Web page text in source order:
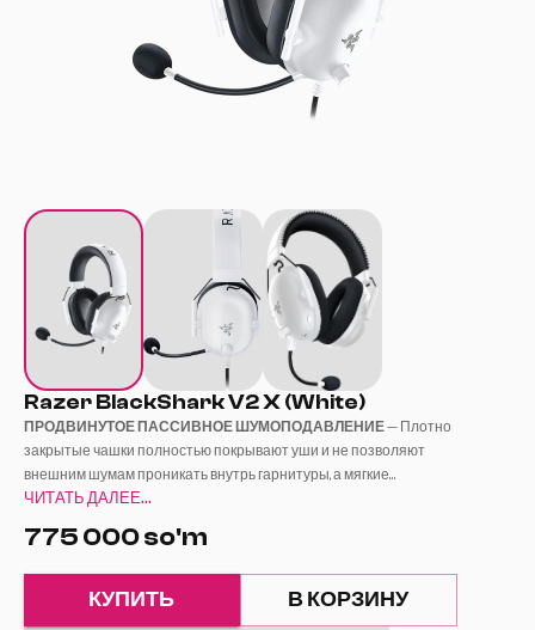
Razer BlackShark V2 X (White)
ПРОДВИНУТОЕ ПАССИВНОЕ ШУМОПОДАВЛЕНИЕ— Плотно
закрытые чашки полностью покрывают уши и не позволяют
внешним шумам проникать внутрь гарнитуры, а мягкие
амбушюры обеспечивают более плотное прилегание для
7.1 ВИРТУАЛЬНЫЙ ОБЪЁМНЫЙ ЗВУК
поддерживающими программное объёмное звучание 7.1.
Доступно только на Windows 10 64-bit.
TRIFORCE TITANIUM 50MM —
ЧИТАТЬ ДАЛЕЕ...
775 000 so'm
КУПИТЬ В КОРЗИНУ